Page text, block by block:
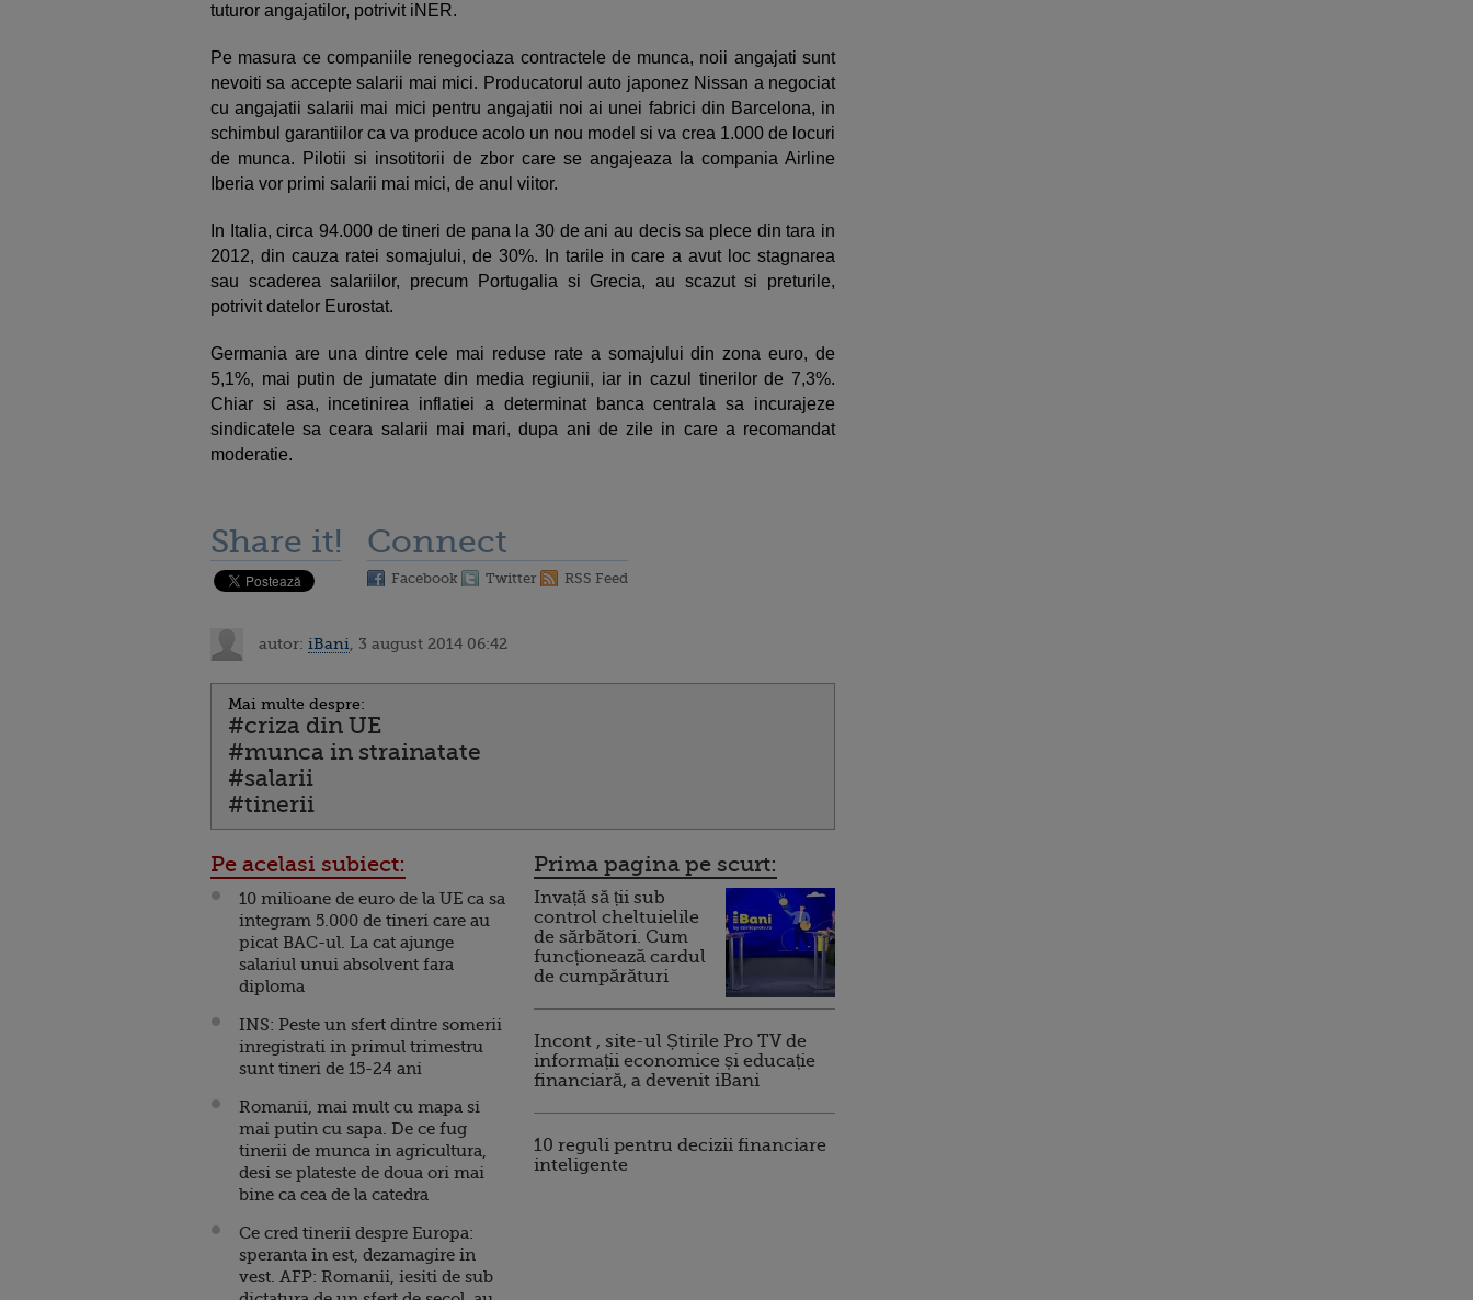
tuturor angajatilor, potrivit iNER.
Pe masura ce companiile renegociaza contractele de munca, noii angajati sunt
nevoiti sa accepte salarii mai mici. Producatorul auto japonez Nissan a negociat
cu angajatii salarii mai mici pentru angajatii noi ai unei fabrici din Barcelona, in
schimbul garantiilor ca va produce acolo un nou model si va crea 1.000 de locuri
de munca. Pilotii si insotitorii de zbor care se angajeaza la compania Airline
Iberia vor primi salarii mai mici, de anul viitor.
In Italia, circa 94.000 de tineri de pana la 30 de ani au decis sa plece din tara in
2012, din cauza ratei somajului, de 30%. In tarile in care a avut loc stagnarea
sau scaderea salariilor, precum Portugalia si Grecia, au scazut si preturile,
potrivit datelor Eurostat.
Germania are una dintre cele mai reduse rate a somajului din zona euro, de
5,1%, mai putin de jumatate din media regiunii, iar in cazul tinerilor de 7,3%.
Chiar si asa, incetinirea inflatiei a determinat banca centrala sa incurajeze
sindicatele sa ceara salarii mai mari, dupa ani de zile in care a recomandat
moderatie.
Share it! Connect
Facebook Twitter RSS Feed
autor: iBani , 3 august 2014 06:42
Mai multe despre:
#criza din UE
#munca in strainatate
#salarii
#tinerii
Pe acelasi subiect:
10 milioane de euro de la UE ca sa
integram 5.000 de tineri care au
picat BAC-ul. La cat ajunge
salariul unui absolvent fara
diploma
INS: Peste un sfert dintre somerii
inregistrati in primul trimestru
sunt tineri de 15-24 ani
Romanii, mai mult cu mapa si
mai putin cu sapa. De ce fug
tinerii de munca in agricultura,
desi se plateste de doua ori mai
bine ca cea de la catedra
Ce cred tinerii despre Europa:
speranta in est, dezamagire in
vest. AFP: Romanii, iesiti de sub
Prima pagina pe scurt:
Invață să ții sub
control cheltuielile
de sărbători. Cum
funcționează cardul
de cumpărături
Incont , site-ul Știrile Pro TV de
informații economice și educație
financiară, a devenit iBani
10 reguli pentru decizii financiare
inteligente